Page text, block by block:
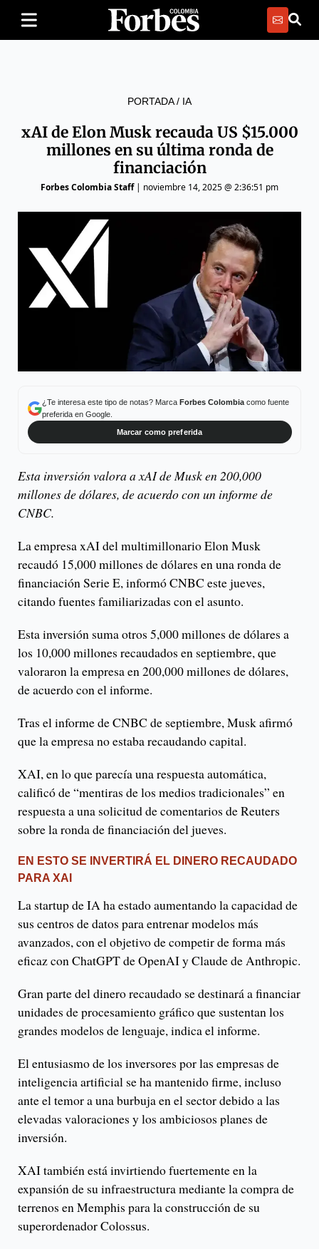
PORTADA/ IA
xAI de Elon Musk recauda US $15.000
millones en su última ronda de
financiación
Forbes Colombia Staff| noviembre 14, 2025 @ 2:36:51 pm
¿Te interesa este tipo de notas? Marca Forbes Colombiacomo fuente
preferida en Google.
Marcar como preferida
Esta inversión valora a xAI de Musk en 200,000
millones de dólares, de acuerdo con un informe de
CNBC.
La empresa xAI del multimillonario Elon Musk
recaudó 15,000 millones de dólares en una ronda de
financiación Serie E, informó CNBC este jueves,
citando fuentes familiarizadas con el asunto.
Esta inversión suma otros 5,000 millones de dólares a
los 10,000 millones recaudados en septiembre, que
valoraron la empresa en 200,000 millones de dólares,
de acuerdo con el informe.
Tras el informe de CNBC de septiembre, Musk afirmó
que la empresa no estaba recaudando capital.
XAI, en lo que parecía una respuesta automática,
calificó de “mentiras de los medios tradicionales” en
respuesta a una solicitud de comentarios de Reuters
sobre la ronda de financiación del jueves.
EN ESTO SE INVERTIRÁ EL DINERO RECAUDADO
PARA XAI
La startup de IA ha estado aumentando la capacidad de
sus centros de datos para entrenar modelos más
avanzados, con el objetivo de competir de forma más
eficaz con ChatGPT de OpenAI y Claude de Anthropic.
Gran parte del dinero recaudado se destinará a financiar
unidades de procesamiento gráfico que sustentan los
grandes modelos de lenguaje, indica el informe.
El entusiasmo de los inversores por las empresas de
inteligencia artificial se ha mantenido firme, incluso
ante el temor a una burbuja en el sector debido a las
elevadas valoraciones y los ambiciosos planes de
inversión.
XAI también está invirtiendo fuertemente en la
expansión de su infraestructura mediante la compra de
terrenos en Memphis para la construcción de su
superordenador Colossus.